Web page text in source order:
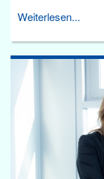
Weiterlesen...